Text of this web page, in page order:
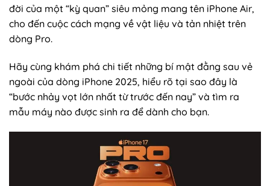
đời của một “kỳ quan” siêu mỏng mang tên iPhone Air,
cho đến cuộc cách mạng về vật liệu và tản nhiệt trên
dòng Pro.
Hãy cùng khám phá chi tiết những bí mật đằng sau vẻ
ngoài của dòng iPhone 2025, hiểu rõ tại sao đây là
“bước nhảy vọt lớn nhất từ trước đến nay” và tìm ra
mẫu máy nào được sinh ra để dành cho bạn.